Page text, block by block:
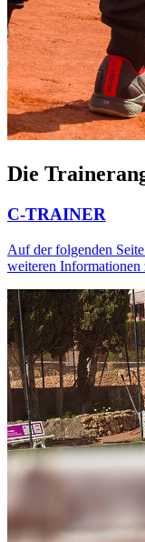
Die
C-TRAINER
Auf der folgenden
weiteren